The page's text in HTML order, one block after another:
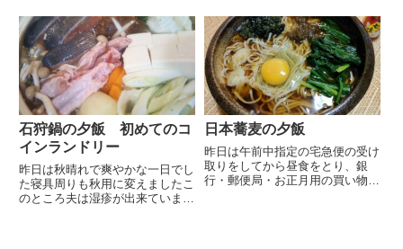
ットで依頼、コンビニ等で粗大ゴ
ミ処理券のシールを買い、収集日
にシールを貼って指定箇所に出し
ます申し込んだ時に収集日に空
き...
イトにログインが出来なくてネッ
トをみながら試行錯誤してやっと
本日ログイン出来た次第ですネッ
トで調べると色々な方が解決方
法...
石狩鍋の夕飯 初めてのコ
インランドリー
昨日は秋晴れで爽やかな一日でし
た寝具周りも秋用に変えましたこ
のところ夫は湿疹が出来ています
日本蕎麦の夕飯
昨日は午前中指定の宅急便の受け
取りをしてから昼食をとり、銀
行・郵便局・お正月用の買い物な